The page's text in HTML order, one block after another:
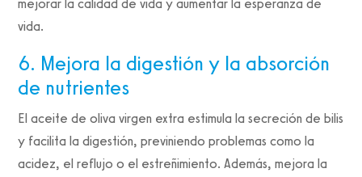
mejorar la calidad de vida y aumentar la esperanza de
vida.
6. Mejora la digestión y la absorción
de nutrientes
El aceite de oliva virgen extra estimula la secreción de bilis
y facilita la digestión, previniendo problemas como la
acidez, el reflujo o el estreñimiento. Además, mejora la